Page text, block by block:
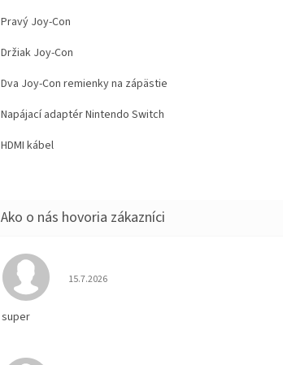
Pravý Joy-Con
Držiak Joy-Con
Dva Joy-Con remienky na zápästie
Napájací adaptér Nintendo Switch
HDMI kábel
Hodnotenie obchodu je 5 z 5 hviezdičiek.
15.7.2026
super